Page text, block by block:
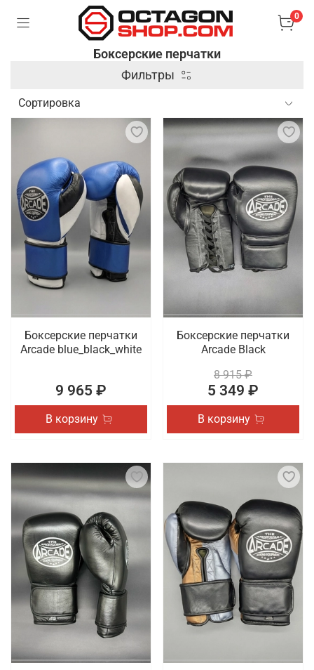
0
Боксерские перчатки
Фильтры
Боксерские перчатки
Arcade blue_black_white
9 965 ₽
В корзину
Боксерские перчатки
Arcade Black
8 915 ₽
5 349 ₽
В корзину